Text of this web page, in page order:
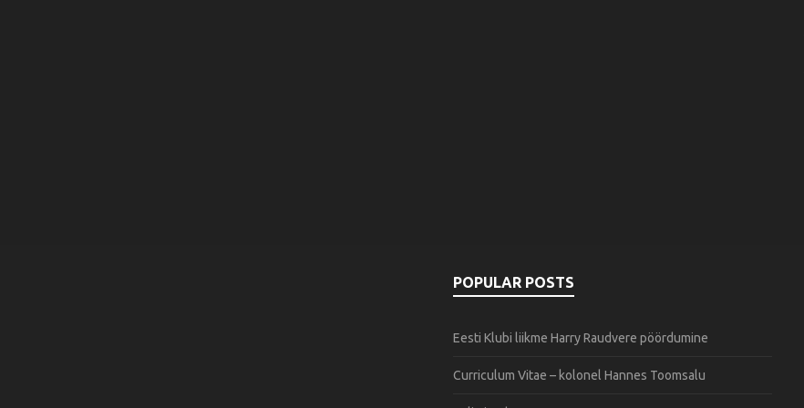
POPULAR POSTS
Eesti Klubi liikme Harry Raudvere pöördumine
Curriculum Vitae – kolonel Hannes Toomsalu